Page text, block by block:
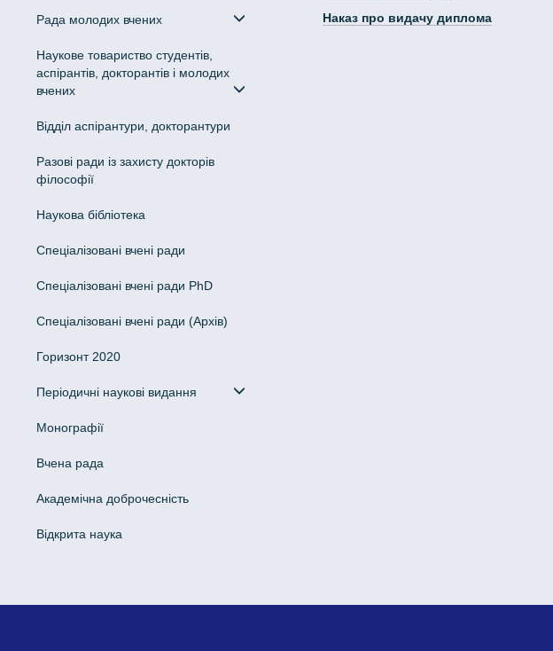
Рада молодих вчених
Наукове товариство студентів,
аспірантів, докторантів і молодих
вчених
Відділ аспірантури, докторантури
Разові ради із захисту докторів
філософії
Наукова бібліотека
Спеціалізовані вчені ради
Спеціалізовані вчені ради PhD
Спеціалізовані вчені ради (Архів)
Горизонт 2020
Періодичні наукові видання
Монографії
Вчена рада
Академічна доброчесність
Відкрита наука
Наказ про видачу диплома